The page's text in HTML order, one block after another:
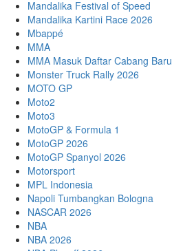
Mandalika Festival of Speed
Mandalika Kartini Race 2026
Mbappé
MMA
MMA Masuk Daftar Cabang Baru
Monster Truck Rally 2026
MOTO GP
Moto2
Moto3
MotoGP & Formula 1
MotoGP 2026
MotoGP Spanyol 2026
Motorsport
MPL Indonesia
Napoli Tumbangkan Bologna
NASCAR 2026
NBA
NBA 2026